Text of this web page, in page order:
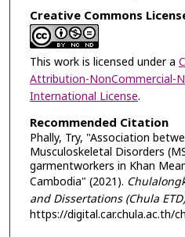
Creative Commons
This work is licensed under a
Attribution-NonCommercial-
International License.
Recommended Citation
Phally, Try, "Association
Musculoskeletal Disorders
garmentworkers in Khan
Cambodia" (2021).
and Dissertations (Chula ETD)
https://digital.car.chula.ac.th/